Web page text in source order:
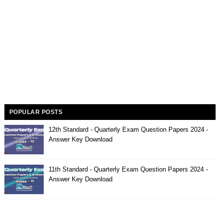
POPULAR POSTS
12th Standard - Quarterly Exam Question Papers 2024 -
Answer Key Download
11th Standard - Quarterly Exam Question Papers 2024 -
Answer Key Download